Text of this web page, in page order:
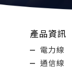
產品資訊
電力線
通信線